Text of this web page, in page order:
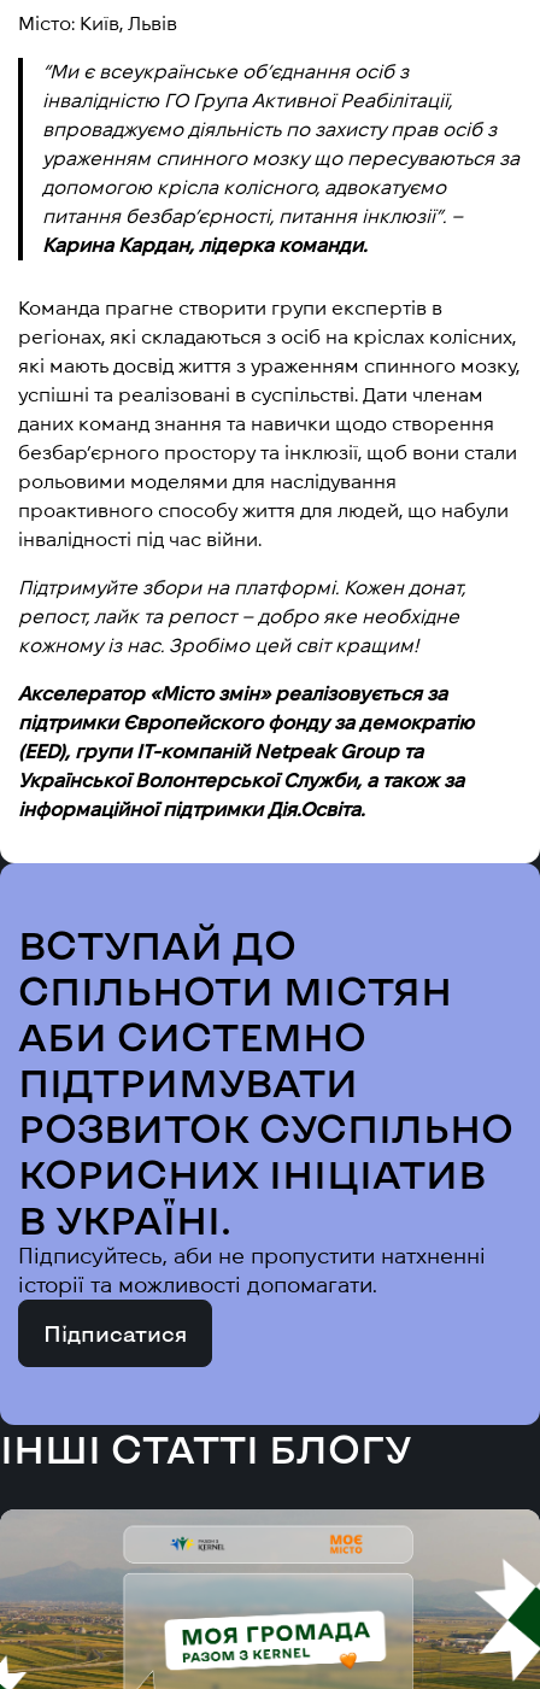
Місто: Київ, Львів
“Ми є всеукраїнське об’єднання осіб з
інвалідністю ГО Група Активної Реабілітації,
впроваджуємо діяльність по захисту прав осіб з
ураженням спинного мозку що пересуваються за
допомогою крісла колісного, адвокатуємо
питання безбар’єрності, питання інклюзії”. –
Карина Кардан, лідерка команди.
Команда прагне створити групи експертів в
регіонах, які складаються з осіб на кріслах колісних,
які мають досвід життя з ураженням спинного мозку,
успішні та реалізовані в суспільстві. Дати членам
даних команд знання та навички щодо створення
безбар’єрного простору та інклюзії, щоб вони стали
рольовими моделями для наслідування
проактивного способу життя для людей, що набули
інвалідності під час війни.
Підтримуйте збори на платформі. Кожен донат,
репост, лайк та репост – добро яке необхідне
кожному із нас. Зробімо цей світ кращим!
Акселератор «Місто змін» реалізовується за
підтримки Європейского фонду за демократію
(EED), групи IT-компаній Netpeak Group та
Української Волонтерської Служби, а також за
інформаційної підтримки Дія.Освіта.
ВСТУПАЙ ДО
СПІЛЬНОТИ МІСТЯН
АБИ СИСТЕМНО
ПІДТРИМУВАТИ
РОЗВИТОК СУСПІЛЬНО
КОРИСНИХ ІНІЦІАТИВ
В УКРАЇНІ.
Підписуйтесь, аби не пропустити натхненні
історії та можливості допомагати.
Підписатися
ІНШІ СТАТТІ БЛОГУ